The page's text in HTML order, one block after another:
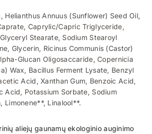
Helianthus Annuus (Sunflower) Seed Oil,
Caprylic/Capric Triglyceride,
Stearate, Sodium Stearoyl
Glycerin, Ricinus Communis (Castor)
Glucan Oligosaccaride, Copernicia
Wax, Bacillus Ferment Lysate, Benzyl
Acid, Xanthan Gum, Benzoic Acid,
Acid, Potassium Sorbate, Sodium
Limonene**, Linalool**.
aliejų gaunamų ekologinio auginimo